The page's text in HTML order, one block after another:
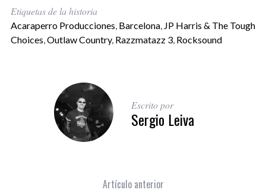
Etiquetas de la historia
Acaraperro Producciones, Barcelona, JP Harris & The Tough
Choices,Outlaw Country, Razzmatazz 3, Rocksound
Escrito por
Sergio Leiva
Artículo anterior